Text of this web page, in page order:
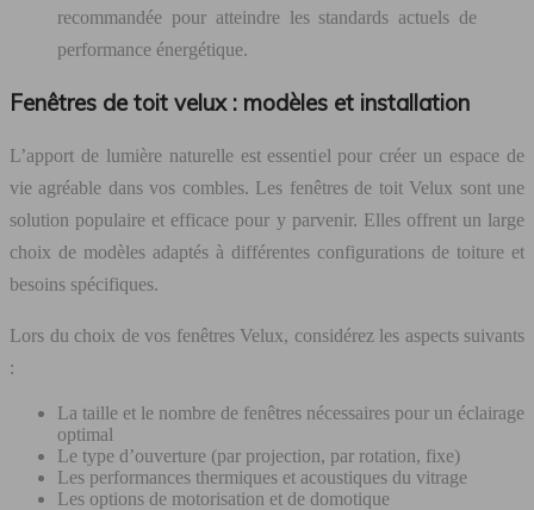
recommandée pour atteindre les standards actuels de
performance énergétique.
Fenêtres de toit velux : modèles et installation
L’apport de lumière naturelle est essentiel pour créer un espace de
vie agréable dans vos combles. Les fenêtres de toit Velux sont une
solution populaire et efficace pour y parvenir. Elles offrent un large
choix de modèles adaptés à différentes configurations de toiture et
besoins spécifiques.
Lors du choix de vos fenêtres Velux, considérez les aspects suivants
:
La taille et le nombre de fenêtres nécessaires pour un éclairage
optimal
Le type d’ouverture (par projection, par rotation, fixe)
Les performances thermiques et acoustiques du vitrage
Les options de motorisation et de domotique